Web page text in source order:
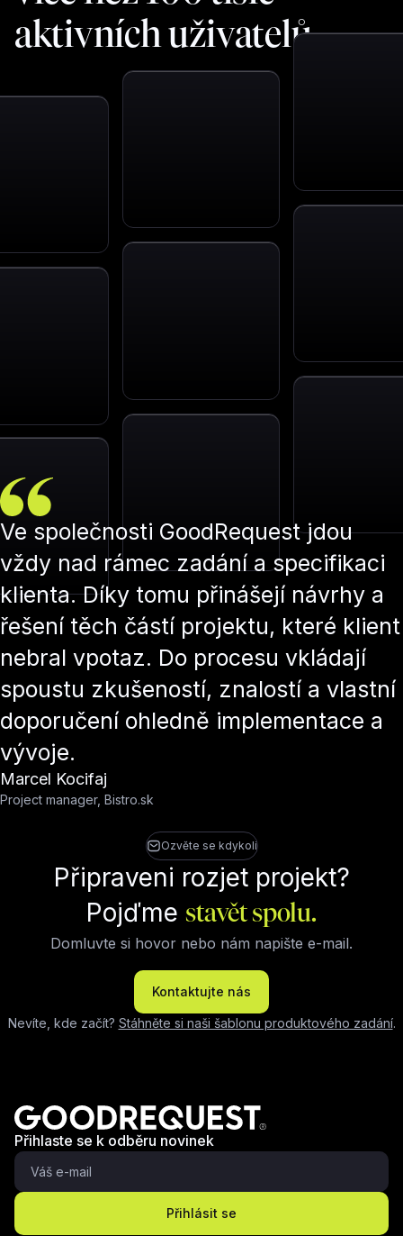
aktivních uživatelů.
Ve společnosti GoodRequest jdou
vždy nad rámec zadání a specifikaci
klienta. Díky tomu přinášejí návrhy a
řešení těch částí projektu, které klient
nebral vpotaz. Do procesu vkládají
spoustu zkušeností, znalostí a vlastní
doporučení ohledně implementace a
vývoje.
Marcel Kocifaj
Project manager, Bistro.sk
Ozvěte se kdykoli
Připraveni rozjet projekt?
Pojďmestavět spolu.
Domluvte si hovor nebo nám napište e-mail.
Kontaktujte nás
Nevíte, kde začít? Stáhněte si naši šablonu produktového zadání.
Přihlaste se k odběru novinek
Přihlásit se